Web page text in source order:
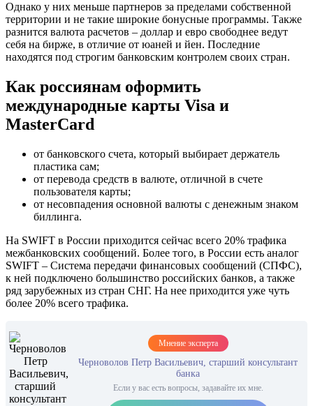
Однако у них меньше партнеров за пределами собственной
территории и не такие широкие бонусные программы. Также
разнится валюта расчетов – доллар и евро свободнее ведут
себя на бирже, в отличие от юаней и йен. Последние
находятся под строгим банковским контролем своих стран.
Как россиянам оформить
международные карты Visa и
MasterCard
от банковского счета, который выбирает держатель
пластика сам;
от перевода средств в валюте, отличной в счете
пользователя карты;
от несовпадения основной валюты с денежным знаком
биллинга.
На SWIFT в России приходится сейчас всего 20% трафика
межбанковских сообщений. Более того, в России есть аналог
SWIFT – Система передачи финансовых сообщений (СПФС),
к ней подключено большинство российских банков, а также
ряд зарубежных из стран СНГ. На нее приходится уже чуть
более 20% всего трафика.
Мнение эксперта
Черноволов Петр Васильевич, старший консультант
банка
Если у вас есть вопросы, задавайте их мне.